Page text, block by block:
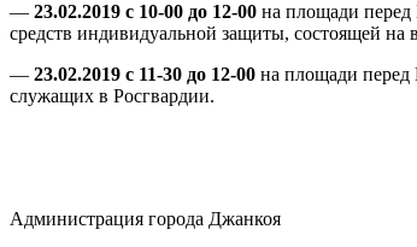
— 23.02.2019 с 10-00 до 12-00 на площади перед
средств индивидуальной защиты, состоящей на
— 23.02.2019 с 11-30 до 12-00 на площади перед
служащих в Росгвардии.
Администрация города Джанкоя